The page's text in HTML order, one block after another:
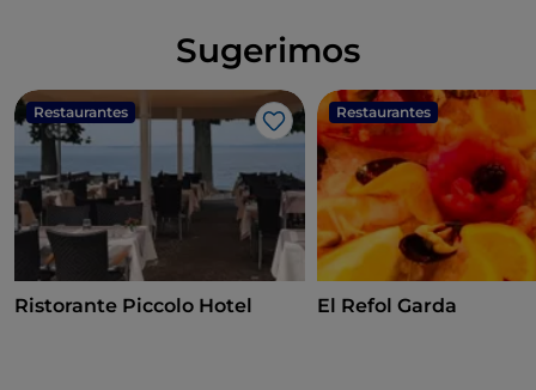
Sugerimos
Restaurantes
Gosto
Ristorante Piccolo Hotel
Restaurantes
El Refol Garda